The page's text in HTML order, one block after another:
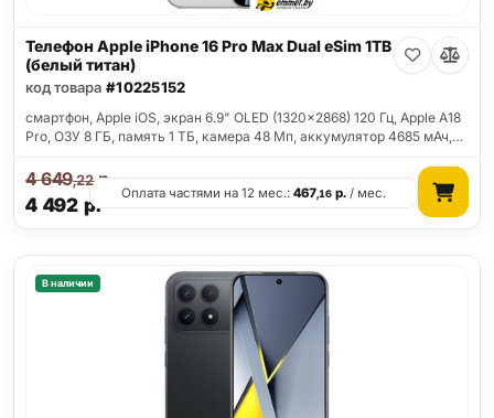
Телефон Apple iPhone 16 Pro Max Dual eSim 1TB
(белый титан)
код товара #10225152
смартфон, Apple iOS, экран 6.9" OLED (1320x2868) 120 Гц, Apple A18
Pro, ОЗУ 8 ГБ, память 1 ТБ, камера 48 Мп, аккумулятор 4685 мАч,…
4 492 р.
4 649,22р.
Оплата частями на 12 мес.:467,16 р. / мес.
В наличии